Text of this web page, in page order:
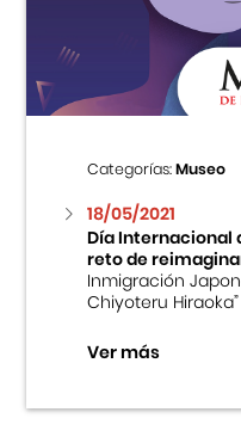
Centro Cultural
Cursos
Museo de la
Fondo Editorial
Teatro Peruano
Categorías:Museo
18/05/2021
Día Internacional
reto de
Inmigración
Chiyoteru Hiraoka”
Ver más